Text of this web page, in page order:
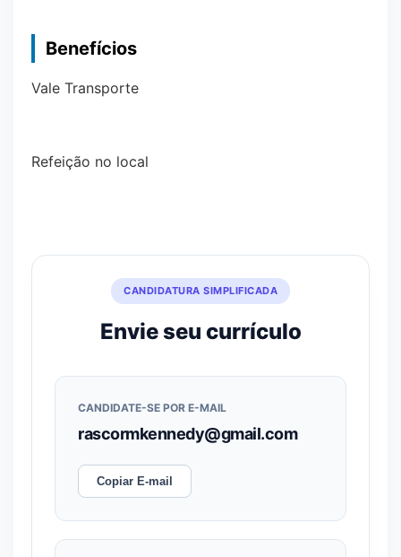
Benefícios
Vale Transporte
Refeição no local
CANDIDATURA SIMPLIFICADA
Envie seu currículo
CANDIDATE-SE POR E-MAIL
rascormkennedy@gmail.com
Copiar E-mail